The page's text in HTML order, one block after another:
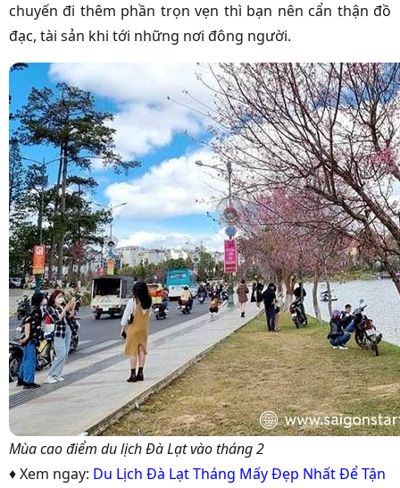
chuyến đi thêm phần trọn vẹn thì bạn nên cẩn thận đồ
đạc, tài sản khi tới những nơi đông người.
Mùa cao điểm du lịch Đà Lạt vào tháng 2
♦ Xem ngay: Du Lịch Đà Lạt Tháng Mấy Đẹp Nhất Để Tận